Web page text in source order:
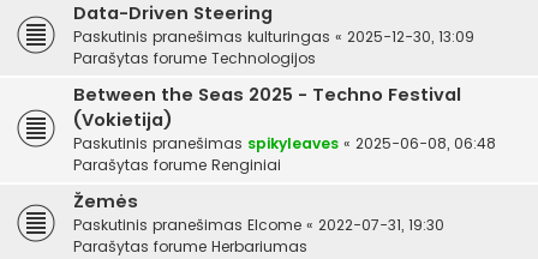
Data-Driven Steering
Paskutinis pranešimas kulturingas « 2025-12-30, 13:09
Parašytas forume Technologijos
Between the Seas 2025 - Techno Festival
(Vokietija)
Paskutinis pranešimas spikyleaves « 2025-06-08, 06:48
Parašytas forume Renginiai
Žemės
Paskutinis pranešimas Elcome « 2022-07-31, 19:30
Parašytas forume Herbariumas